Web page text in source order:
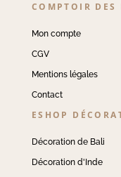
COMPTOIR DES
Mon compte
CGV
Mentions légales
Contact
ESHOP
Décoration de Bali
Décoration d'Inde